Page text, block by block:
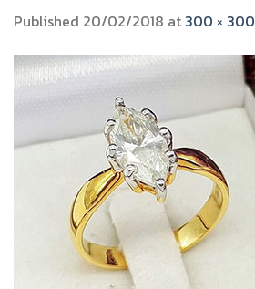
Published 20/02/2018 at 300 × 300